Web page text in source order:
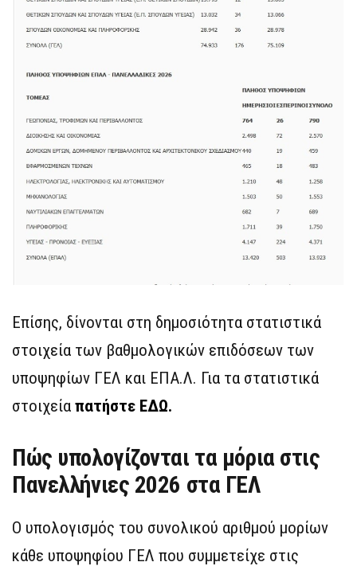
Επίσης, δίνονται στη δημοσιότητα στατιστικά
στοιχεία των βαθμολογικών επιδόσεων των
υποψηφίων ΓΕΛ και ΕΠΑ.Λ. Για τα στατιστικά
στοιχεία πατήστε ΕΔΩ.
Πώς υπολογίζονται τα μόρια στις
Πανελλήνιες 2026 στα ΓΕΛ
Ο υπολογισμός του συνολικού αριθμού μορίων
κάθε υποψηφίου ΓΕΛ που συμμετείχε στις